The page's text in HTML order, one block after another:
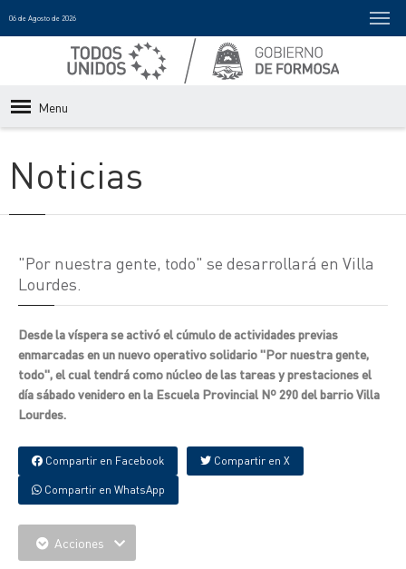
06 de Agosto de 2026
Menu
Noticias
"Por nuestra gente, todo" se desarrollará en Villa
Lourdes.
Desde la víspera se activó el cúmulo de actividades previas
enmarcadas en un nuevo operativo solidario "Por nuestra gente,
todo", el cual tendrá como núcleo de las tareas y prestaciones el
día sábado venidero en la Escuela Provincial Nº 290 del barrio Villa
Lourdes.
Compartir en Facebook Compartir en X
Compartir en WhatsApp
Acciones